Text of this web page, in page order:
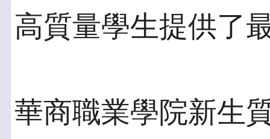
高質量學生提供了
華商職業學院新生